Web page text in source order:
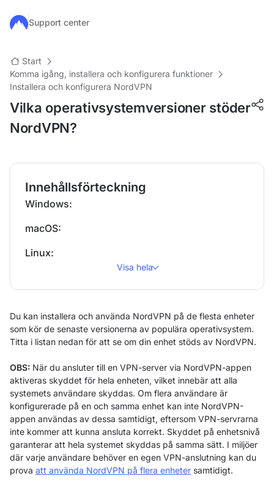
Hoppa till huvudinnehåll
Support center
Start
Komma igång, installera och konfigurera funktioner
Installera och konfigurera NordVPN
Vilka operativsystemversioner stöder
NordVPN?
Innehållsförteckning
Windows:
macOS:
Linux:
Visa hela
Du kan installera och använda NordVPN på de flesta enheter
som kör de senaste versionerna av populära operativsystem.
Titta i listan nedan för att se om din enhet stöds av NordVPN.
OBS: När du ansluter till en VPN-server via NordVPN-appen
aktiveras skyddet för hela enheten, vilket innebär att alla
systemets användare skyddas. Om flera användare är
konfigurerade på en och samma enhet kan inte NordVPN-
appen användas av dessa samtidigt, eftersom VPN-servrarna
inte kommer att kunna ansluta korrekt. Skyddet på enhetsnivå
garanterar att hela systemet skyddas på samma sätt. I miljöer
där varje användare behöver en egen VPN-anslutning kan du
prova att använda NordVPN på flera enheter samtidigt.